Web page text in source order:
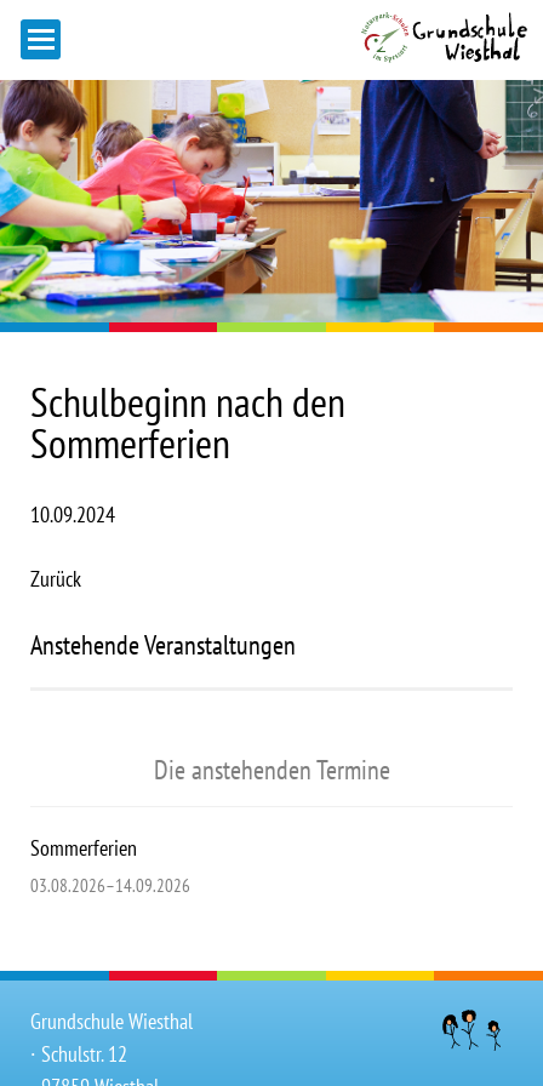
Schulbeginn nach den
Sommerferien
10.09.2024
Zurück
Anstehende Veranstaltungen
Die anstehenden Termine
Sommerferien
03.08.2026–14.09.2026
Grundschule Wiesthal
∙ Schulstr. 12